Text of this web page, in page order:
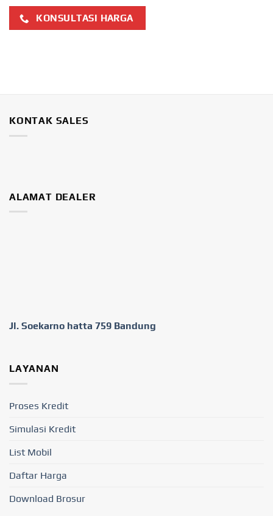
KONSULTASI HARGA
KONTAK SALES
ALAMAT DEALER
Jl. Soekarno hatta 759 Bandung
LAYANAN
Proses Kredit
Simulasi Kredit
List Mobil
Daftar Harga
Download Brosur